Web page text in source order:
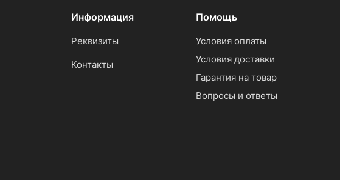
Информация
Реквизиты
Контакты
Помощь
Условия оплаты
Условия доставки
Гарантия на товар
Вопросы и ответы